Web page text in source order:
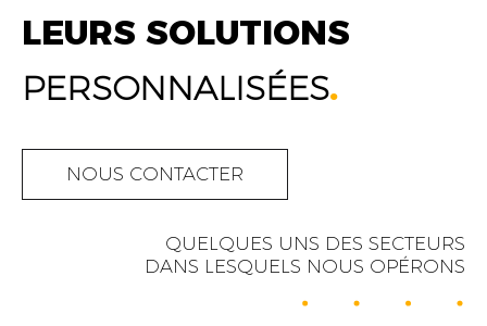
LEURS SOLUTIONS
PERSONNALISÉES.
NOUS CONTACTER
QUELQUES UNS DES SECTEURS
DANS LESQUELS NOUS OPÉRONS